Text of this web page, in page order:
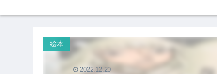
絵本
2022.12.20